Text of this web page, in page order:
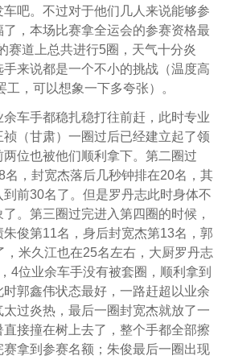
吧。不过对于他们几人来说能够参
，本场比赛拿全运会的参赛资格最
赛道上总共进行5圈，天气十分炎
来说都是一个不小的挑战（温度高
，可以想象一下多夸张）。
余车手都稳扎稳打往前赶，此时专业
（甘肃）一圈过后已经建立起了领
位也被他们顺利拿下。第二圈过
名，封宽杰落后几秒钟排在20名，其
前30名了。但是罗丹志此时身体不
。第三圈过完进入第四圈的时候，
朱俊第11名，身后封宽杰第13名，郭
，米久江也在25名左右，大厨罗丹志
4位业余车手没有被套圈，顺利拿到
郭鑫伟状态最好，一路赶超以业余
过炎热，最后一圈封宽杰就放了一
接撞在树上去了，整个手都全部擦
拿到参赛名额；朱俊最后一圈出现